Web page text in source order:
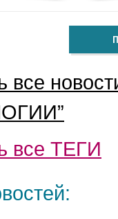
все
”
все ТЕГИ